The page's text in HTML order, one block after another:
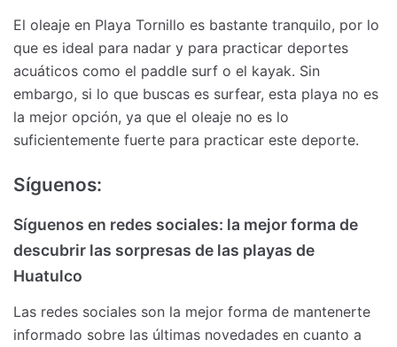
El oleaje en Playa Tornillo es bastante tranquilo, por lo
que es ideal para nadar y para practicar deportes
acuáticos como el paddle surf o el kayak. Sin
embargo, si lo que buscas es surfear, esta playa no es
la mejor opción, ya que el oleaje no es lo
suficientemente fuerte para practicar este deporte.
Síguenos:
Síguenos en redes sociales: la mejor forma de
descubrir las sorpresas de las playas de
Huatulco
Las redes sociales son la mejor forma de mantenerte
informado sobre las últimas novedades en cuanto a